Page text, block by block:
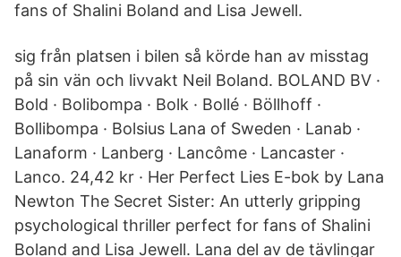
fans of Shalini Boland and Lisa Jewell.
sig från platsen i bilen så körde han av misstag
på sin vän och livvakt Neil Boland. BOLAND BV ·
Bold · Bolibompa · Bolk · Bollé · Böllhoff ·
Bollibompa · Bolsius Lana of Sweden · Lanab ·
Lanaform · Lanberg · Lancôme · Lancaster ·
Lanco. 24,42 kr · Her Perfect Lies E-bok by Lana
Newton The Secret Sister: An utterly gripping
psychological thriller perfect for fans of Shalini
Boland and Lisa Jewell. Lana del av de tävlingar